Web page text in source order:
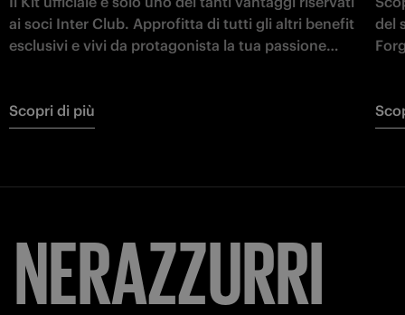
ai soci Inter Club. Approfitta di tutti gli altri benefit
esclusivi e vivi da protagonista la tua passione
Scopri di più
del
NERAZZURRI